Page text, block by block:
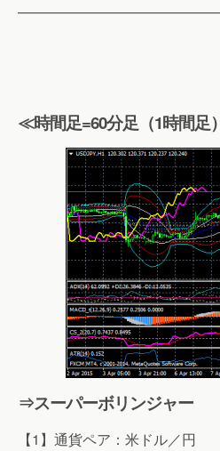
≪時間足=60分足（1時間
⇒スーパーボリンジャー
【1】通貨ペア：米ドル／円